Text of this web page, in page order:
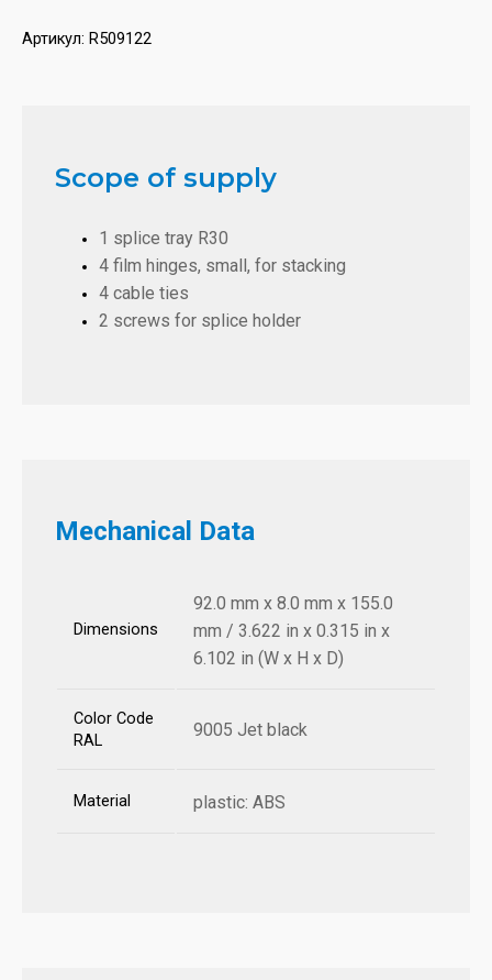
Артикул: R509122
Scope of supply
1 splice tray R30
4 film hinges, small, for stacking
4 cable ties
2 screws for splice holder
Mechanical Data
Dimensions
92.0 mm x 8.0 mm x 155.0
mm / 3.622 in x 0.315 in x
6.102 in (W x H x D)
Color Code
RAL
9005 Jet black
Material plastic: ABS